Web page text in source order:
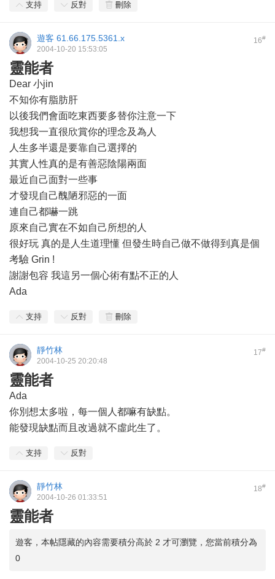
支持 反對 刪除
16#
遊客 61.66.175.5361.x
2004-10-20 15:53:05
靈能者
Dear 小jin
不知你有脂肪肝
以後我們會面吃東西要多替你注意一下
我想我一直很欣賞你的理念及為人
人生多半還是要靠自己選擇的
其實人性真的是有善惡陰陽兩面
最近自己面對一些事
才發現自己醜陋邪惡的一面
連自己都嚇一跳
原來自己實在不如自己所想的人
很好玩 真的是人生道理懂 但發生時自己做不做得到真是個
考驗 Grin !
謝謝包容 我這另一個心術有點不正的人
Ada
支持 反對 刪除
17#
靜竹林
2004-10-25 20:20:48
靈能者
Ada
你別想太多啦，每一個人都嘛有缺點。
能發現缺點而且改過就不虛此生了。
支持 反對
18#
靜竹林
2004-10-26 01:33:51
靈能者
遊客，本帖隱藏的內容需要積分高於 2 才可瀏覽，您當前積分為
0